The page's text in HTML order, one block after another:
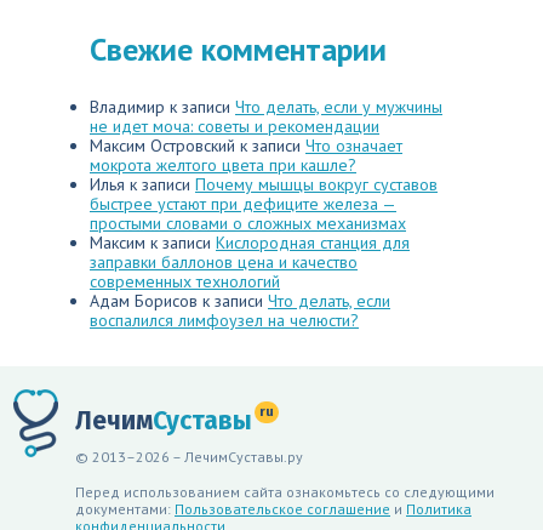
Свежие комментарии
Владимир к записи Что делать, если у мужчины
не идет моча: советы и рекомендации
Максим Островский к записи Что означает
мокрота желтого цвета при кашле?
Илья к записи Почему мышцы вокруг суставов
быстрее устают при дефиците железа —
простыми словами о сложных механизмах
Максим к записи Кислородная станция для
заправки баллонов цена и качество
современных технологий
Адам Борисов к записи Что делать, если
воспалился лимфоузел на челюсти?
ЛечимСуставы ru
© 2013–2026 – ЛечимСуставы.ру
Перед использованием сайта ознакомьтесь со следующими
документами: Пользовательское соглашение и Политика
конфиденциальности